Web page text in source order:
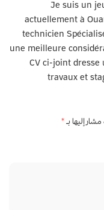
Je suis un
actuellement à
technicien
une meilleure
CV ci-joint dresse
travaux et
إليها بـ*